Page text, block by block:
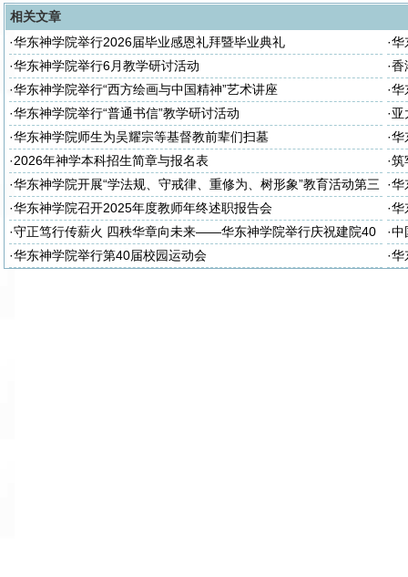
相关文章
·华东神学院举行2026届毕业感恩礼拜暨毕业典礼 ·华
座
·华东神学院举行6月教学研讨活动 ·香
·华东神学院举行“西方绘画与中国精神”艺术讲座 ·华
·华东神学院举行“普通书信”教学研讨活动 ·亚
·华东神学院师生为吴耀宗等基督教前辈们扫墓 ·华
·2026年神学本科招生简章与报名表 ·筑
诈
·华东神学院开展“学法规、守戒律、重修为、树形象”教育活动第三
次集体学习
·华
次
·华东神学院召开2025年度教师年终述职报告会 ·华
大
·守正笃行传薪火 四秩华章向未来——华东神学院举行庆祝建院40
周年暨神学教育中国化研讨会
·中
·华东神学院举行第40届校园运动会 ·华